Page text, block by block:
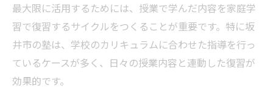
最大限に活用するためには、授業で学んだ内容を家庭学
習で復習するサイクルをつくることが重要です。特に坂
井市の塾は、学校のカリキュラムに合わせた指導を行っ
ているケースが多く、日々の授業内容と連動した復習が
効果的です。